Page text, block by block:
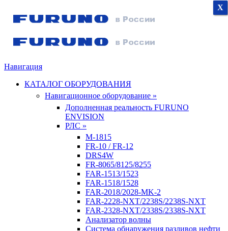
Навигация
КАТАЛОГ ОБОРУДОВАНИЯ
Навигационное оборудование »
Дополненная реальность FURUNO
ENVISION
РЛС »
M-1815
FR-10 / FR-12
DRS4W
FR-8065/8125/8255
FAR-1513/1523
FAR-1518/1528
FAR-2018/2028-MK-2
FAR-2228-NXT/2238S/2238S-NXT
FAR-2328-NXT/2338S/2338S-NXT
Анализатор волны
Система обнаружения разливов нефти
X
X
X